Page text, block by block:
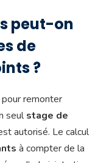
peut-on
de
?
pour remonter
seulstage de
autorisé. Le calcul
à compter de la